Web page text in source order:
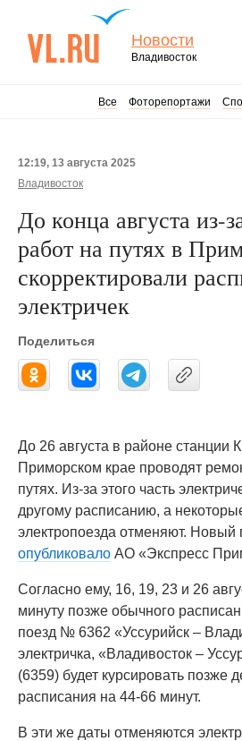
Новости
Владивосток
Все Фоторепортажи
12:19, 13 августа 2025
Владивосток
До конца августа из-
работ на путях в
скорректировали
электричек
Поделиться
До 26 августа в районе станции
Приморском крае проводят
путях. Из-за этого часть
другому расписанию, а
электропоезда отменяют. Новый
опубликовало АО «Экспресс
Согласно ему, 16, 19, 23 и 26
минуту позже обычного
поезд № 6362 «Уссурийск –
электричка, «Владивосток –
(6359) будет курсировать позже
расписания на 44-66 минут.
В эти же даты отменяются